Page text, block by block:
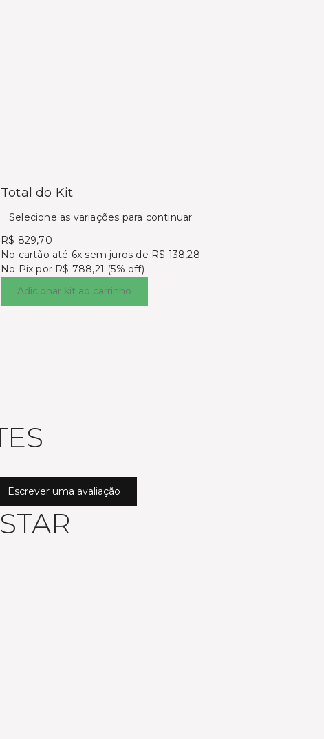
Total do Kit
Selecione as variações para continuar.
R$ 829,70
No cartão até 6x sem juros de R$ 138,28
No Pix por R$ 788,21 (5% off)
Adicionar kit ao carrinho
Escrever uma avaliação